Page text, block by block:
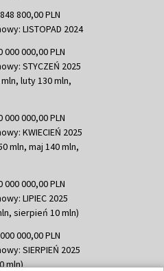
800,00 PLN
LISTOPAD 2024
000,00 PLN
STYCZEŃ 2025
luty 130 mln,
000,00 PLN
KWIECIEŃ 2025
mln, maj 140 mln,
000,00 PLN
LIPIEC 2025
sierpień 10 mln)
000,00 PLN
SIERPIEŃ 2025
mln)